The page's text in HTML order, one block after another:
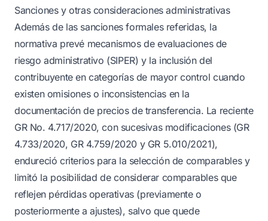
Sanciones y otras consideraciones administrativas
Además de las sanciones formales referidas, la
normativa prevé mecanismos de evaluaciones de
riesgo administrativo (SIPER) y la inclusión del
contribuyente en categorías de mayor control cuando
existen omisiones o inconsistencias en la
documentación de precios de transferencia. La reciente
GR No. 4.717/2020, con sucesivas modificaciones (GR
4.733/2020, GR 4.759/2020 y GR 5.010/2021),
endureció criterios para la selección de comparables y
limitó la posibilidad de considerar comparables que
reflejen pérdidas operativas (previamente o
posteriormente a ajustes), salvo que quede